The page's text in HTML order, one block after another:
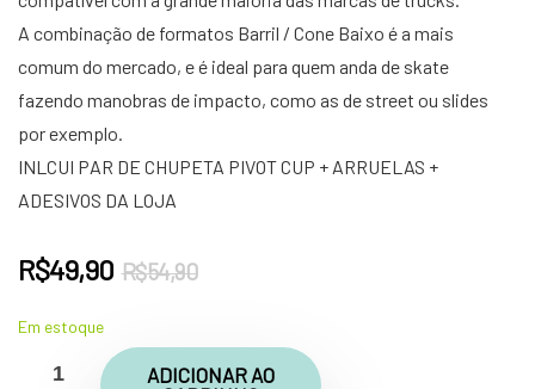
A combinação de formatos Barril / Cone Baixo é a mais
comum do mercado, e é ideal para quem anda de skate
fazendo manobras de impacto, como as de street ou slides
por exemplo.
INLCUI PAR DE CHUPETA PIVOT CUP + ARRUELAS +
ADESIVOS DA LOJA
R$54,90O
era:
R$49,90
O
é:
Em estoque
ADICIONAR AO